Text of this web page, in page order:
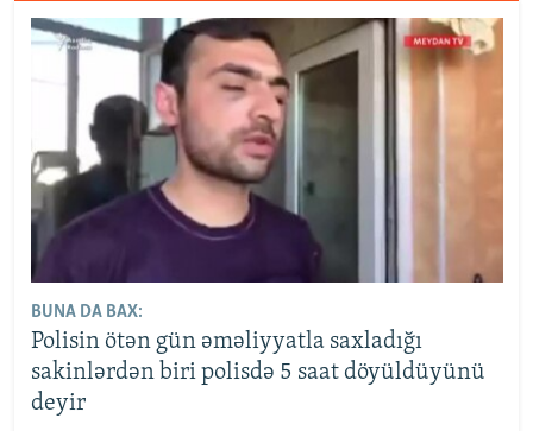
BUNA DA BAX:
Polisin ötən gün əməliyyatla saxladığı
sakinlərdən biri polisdə 5 saat döyüldüyünü
deyir